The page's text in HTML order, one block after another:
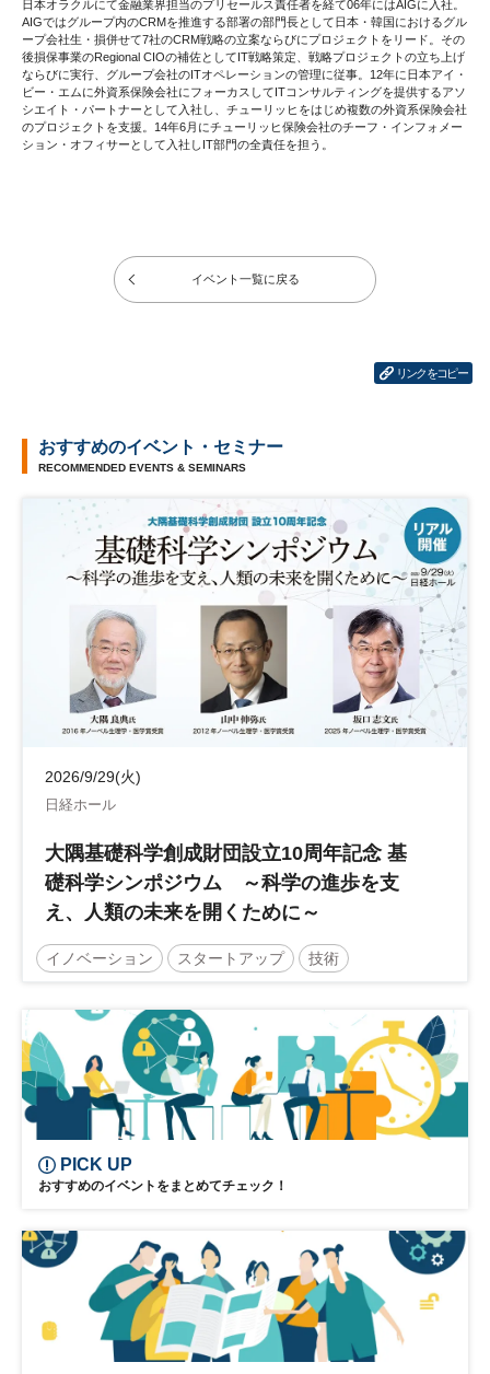
日本オラクルにて金融業界担当のプリセールス責任者を経て06年にはAIGに入社。
AIGではグループ内のCRMを推進する部署の部門長として日本・韓国におけるグル
ープ会社生・損併せて7社のCRM戦略の立案ならびにプロジェクトをリード。その
後損保事業のRegional CIOの補佐としてIT戦略策定、戦略プロジェクトの立ち上げ
ならびに実行、グループ会社のITオペレーションの管理に従事。12年に日本アイ・
ビー・エムに外資系保険会社にフォーカスしてITコンサルティングを提供するアソ
シエイト・パートナーとして入社し、チューリッヒをはじめ複数の外資系保険会社
のプロジェクトを支援。14年6月にチューリッヒ保険会社のチーフ・インフォメー
ション・オフィサーとして入社しIT部門の全責任を担う。
イベント一覧に戻る
リンクをコピー
おすすめのイベント・セミナー
RECOMMENDED EVENTS & SEMINARS
2026/9/29(火)
日経ホール
大隅基礎科学創成財団設立10周年記念 基
礎科学シンポジウム ～科学の進歩を支
え、人類の未来を開くために～
イノベーション スタートアップ 技術
PICK UP
おすすめのイベントをまとめてチェック！